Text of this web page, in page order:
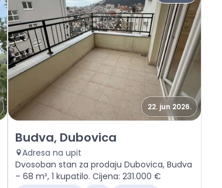
22. jun 2026.
Prodaja - Stan Budva, Dubovica
Budva, Dubovica
Adresa na upit
Dvosoban stan za prodaju Dubovica, Budva
– 68 m², 1 kupatilo. Cijena: 231.000 €